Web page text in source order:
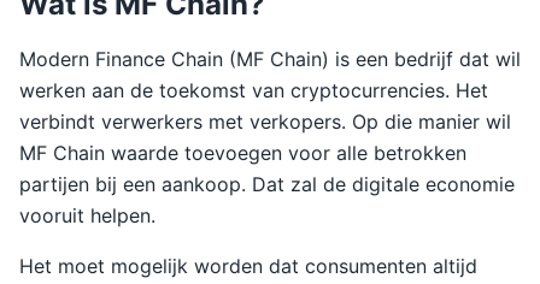
Modern Finance Chain (MF Chain) is een bedrijf dat wil
werken aan de toekomst van cryptocurrencies. Het
verbindt verwerkers met verkopers. Op die manier wil
MF Chain waarde toevoegen voor alle betrokken
partijen bij een aankoop. Dat zal de digitale economie
vooruit helpen.
Het moet mogelijk worden dat consumenten altijd